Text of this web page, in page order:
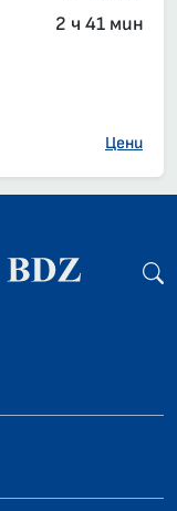
2 ч 41 мин
Цени